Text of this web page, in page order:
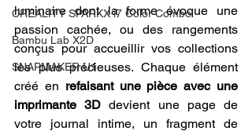
CREALITY SPARKX i7 Color Combo
Bambu Lab X2D
SNAPMAKER U1
luminaire dont la forme évoque une
passion cachée, ou des rangements
conçus pour accueillir vos collections
les plus précieuses. Chaque élément
créé en refaisant une pièce avec une
imprimante 3D devient une page de
votre journal intime, un fragment de